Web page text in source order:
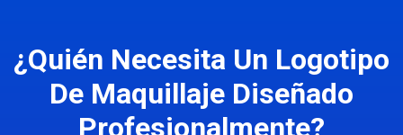
¿Quién Necesita Un Logotipo
De Maquillaje Diseñado
Profesionalmente?